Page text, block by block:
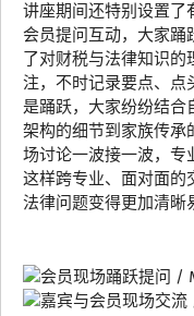
讲座期间还特别设置了
会员提问互动，大家踊
了对财税与法律知识
注，不时记录要点、点
是踊跃，大家纷纷结合
架构的细节到家族传承
场讨论一波接一波，专
这样跨专业、面对面的
法律问题变得更加清晰